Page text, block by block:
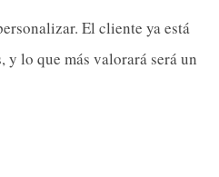
El cliente ya está
y lo que más valorará será un